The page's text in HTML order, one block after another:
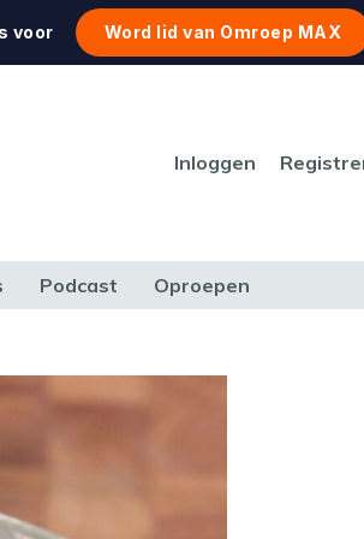
voor Word lid van Omroep MAX
Inloggen
Podcast Oproepen